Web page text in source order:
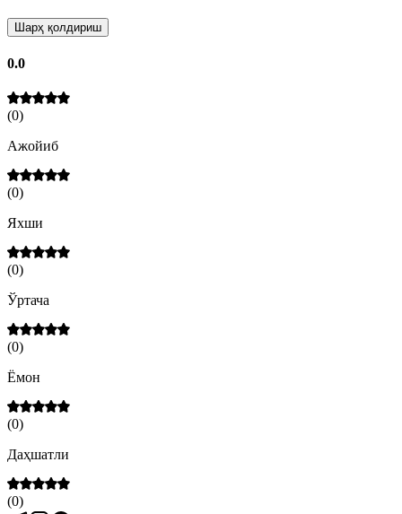
Шарҳ қолдириш
0.0
(0)
Ажойиб
(0)
Яхши
(0)
Ўртача
(0)
Ёмон
(0)
Даҳшатли
(0)